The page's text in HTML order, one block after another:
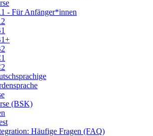
- Für Anfänger*innen
(BSK)
Häufige Fragen (FAQ)